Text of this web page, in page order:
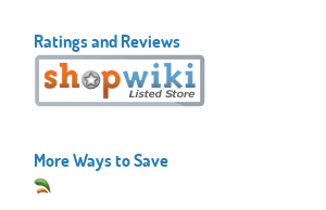
Ratings and Reviews
More Ways to Save